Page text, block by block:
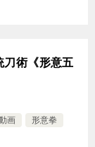
術《形意五
画
形意拳